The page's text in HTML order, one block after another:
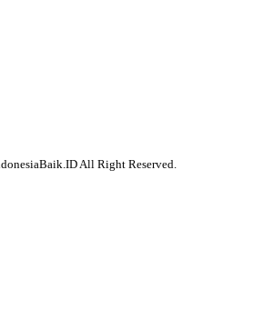
All Right Reserved.